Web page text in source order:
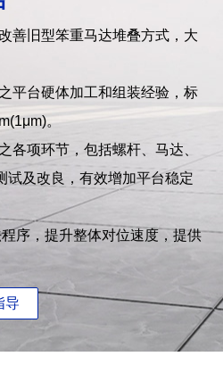
善旧型笨重马达堆叠方式，大
平台硬体加工和组装经验，标
。
各项环节，包括螺杆、马达、
试及改良，有效增加平台稳定
序，提升整体对位速度，提供
导